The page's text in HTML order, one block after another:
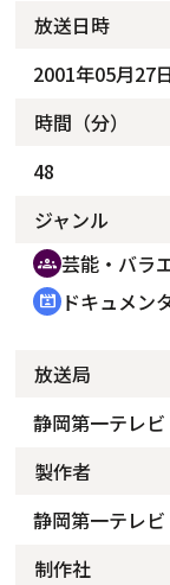
放送日時
2001年05月27
時間（分）
48
ジャンル
groups 芸能・バラ
cinematic_blur ドキュメン
放送局
静岡第一テレビ
製作者
静岡第一テレビ
制作社